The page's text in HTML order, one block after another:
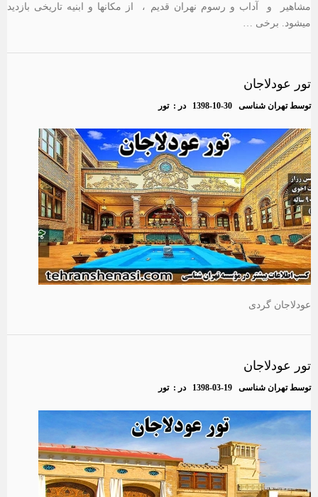
مشاهیر و آداب و رسوم نهران قدیم ، از مکانها و ابنیه تاریخی بازدید
میشود. برخی …
تور عودلاجان
توسطتهران شناسی 1398-10-30 در :تور
عودلاجان گردی
تور عودلاجان
توسطتهران شناسی 1398-03-19 در :تور